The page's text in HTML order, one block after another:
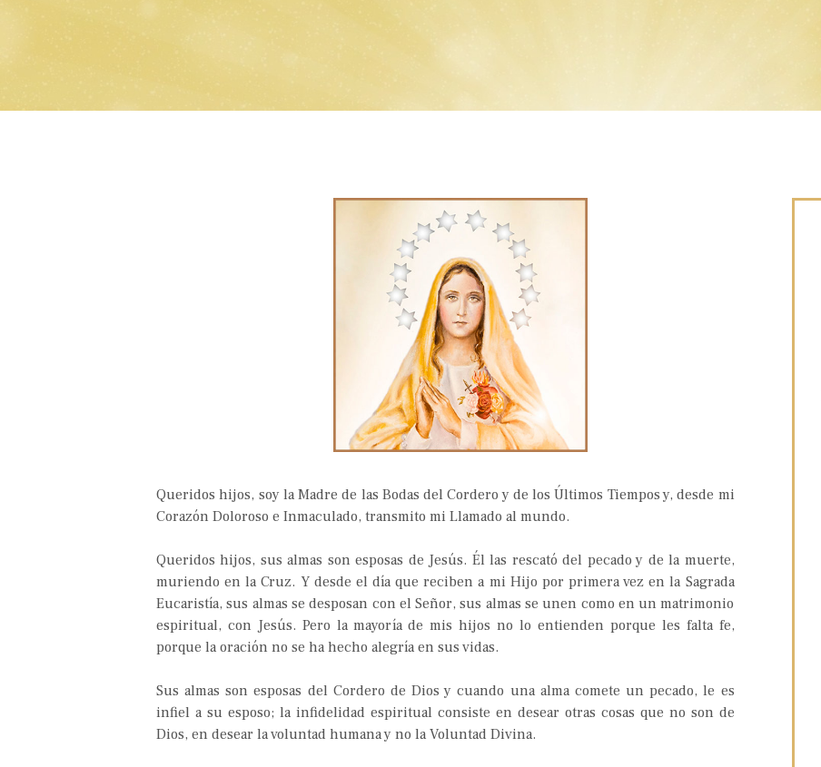
Queridos hijos, soy la Madre de las Bodas del Cordero y de los Últimos Tiempos y, desde mi
Corazón Doloroso e Inmaculado, transmito mi Llamado al mundo.
Queridos hijos, sus almas son esposas de Jesús. Él las rescató del pecado y de la muerte,
muriendo en la Cruz. Y desde el día que reciben a mi Hijo por primera vez en la Sagrada
Eucaristía, sus almas se desposan con el Señor, sus almas se unen como en un matrimonio
espiritual, con Jesús. Pero la mayoría de mis hijos no lo entienden porque les falta fe,
porque la oración no se ha hecho alegría en sus vidas.
Sus almas son esposas del Cordero de Dios y cuando una alma comete un pecado, le es
infiel a su esposo; la infidelidad espiritual consiste en desear otras cosas que no son de
Dios, en desear la voluntad humana y no la Voluntad Divina.